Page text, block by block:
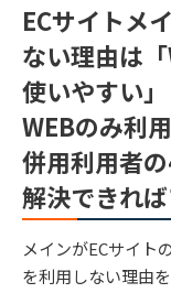
ECサイトメ
ない理由は
使いやすい」
WEBのみ利
併用利用者
解決できれ
メインがECサイト
を利用しない理由